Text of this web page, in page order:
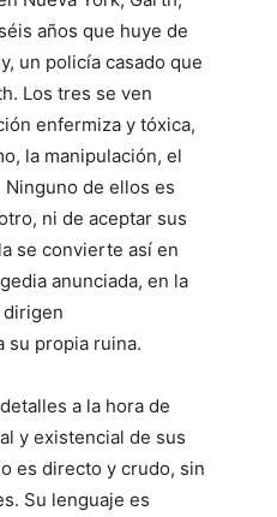
años que huye de
un policía casado que
Los tres se ven
enfermiza y tóxica,
la manipulación, el
de ellos es
ni de aceptar sus
se convierte así en
anunciada, en la
su propia ruina.
a la hora de
y existencial de sus
es directo y crudo, sin
Su lenguaje es